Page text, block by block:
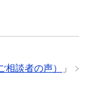
相談者の声）
」